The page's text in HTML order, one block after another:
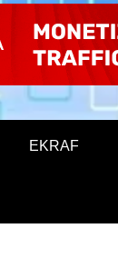
EKRAF